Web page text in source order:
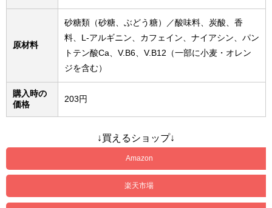
原材料
砂糖類（砂糖、ぶどう糖）／酸味料、炭酸、香
料、L-アルギニン、カフェイン、ナイアシン、パン
トテン酸Ca、V.B6、V.B12（一部に小麦・オレン
ジを含む）
購入時の
価格
203円
↓買えるショップ↓
Amazon
楽天市場